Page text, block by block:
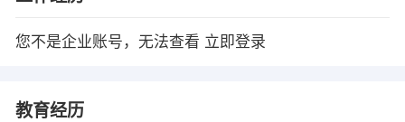
您不是企业账号，无法查看 立即登录
教育经历